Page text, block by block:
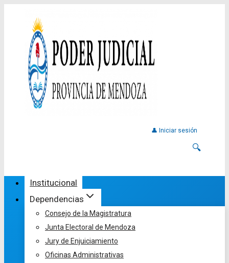
👤 Iniciar sesión
🔍
Institucional
Dependencias
Consejo de la Magistratura
Junta Electoral de Mendoza
Jury de Enjuiciamiento
Oficinas Administrativas